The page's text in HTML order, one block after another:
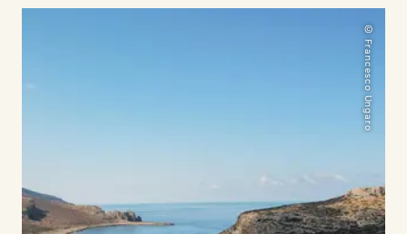
© Francesco Ungaro